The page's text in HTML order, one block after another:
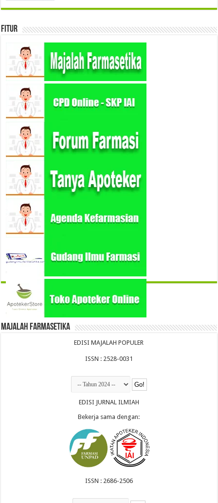
Fitur
Majalah Farmasetika
EDISI MAJALAH POPULER
ISSN : 2528-0031
EDISI JURNAL ILMIAH
Bekerja sama dengan:
ISSN : 2686-2506